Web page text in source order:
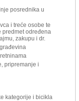
posrednika u
i treće osobe te
određena
zakupu i dr.
pripremanje i
kategorije i bicikla